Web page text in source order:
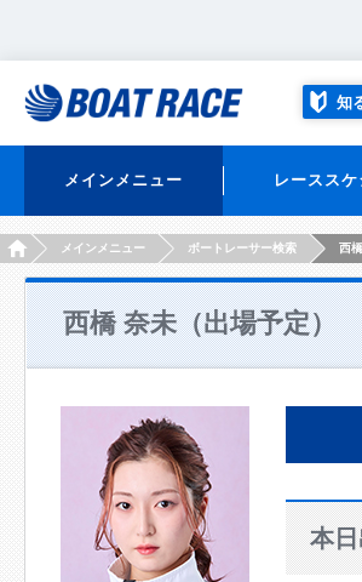
知
メインメニュー レースス
HOMEメインメニュー ボートレーサー検索 西
西橋 奈未（出場予定）
本